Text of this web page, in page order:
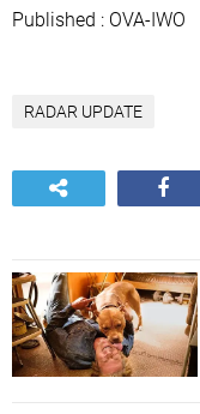
Published : OVA-IWO
RADAR UPDATE